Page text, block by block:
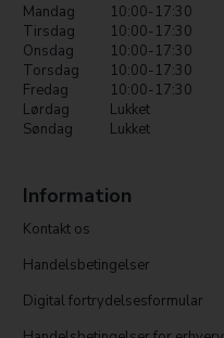
Mandag
10:00-17:30
Tirsdag
10:00-17:30
Onsdag
10:00-17:30
Torsdag
10:00-17:30
Fredag
10:00-17:30
Lørdag
Lukket
Søndag
Lukket
Information
Kontakt os
Handelsbetingelser
Digital fortrydelsesformular